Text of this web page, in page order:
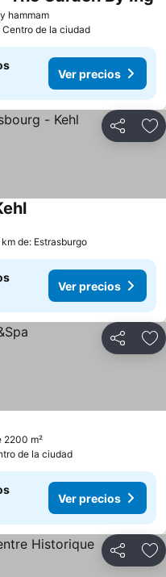
hammamVer precios
Centro de la ciudad
Ver precios
Compartir
precios
Ver precios
de: Estrasburgo
Ver precios
Compartir
2200 m²Ver precios
de la ciudad
Ver precios
Compartir